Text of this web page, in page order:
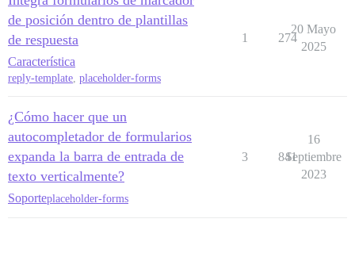
de posición dentro de plantillas
de respuesta
Característica
reply-template, placeholder-forms
1 274
20 Mayo
2025
¿Cómo hacer que un
autocompletador de formularios
expanda la barra de entrada de
texto verticalmente?
Soporteplaceholder-forms
3 841
16
Septiembre
2023